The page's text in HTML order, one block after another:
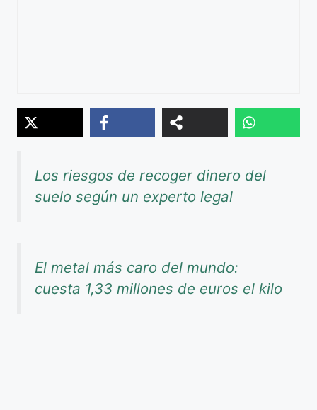
Los riesgos de recoger dinero del
suelo según un experto legal
El metal más caro del mundo:
cuesta 1,33 millones de euros el kilo